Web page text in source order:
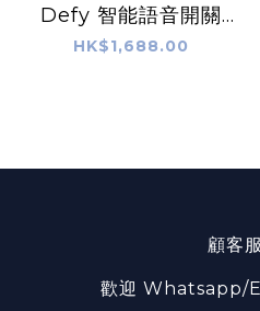
Defy 智能語音開關
(Grey/Orange/Whit
HK$1,688.00
顧客
歡迎 Whatsapp/